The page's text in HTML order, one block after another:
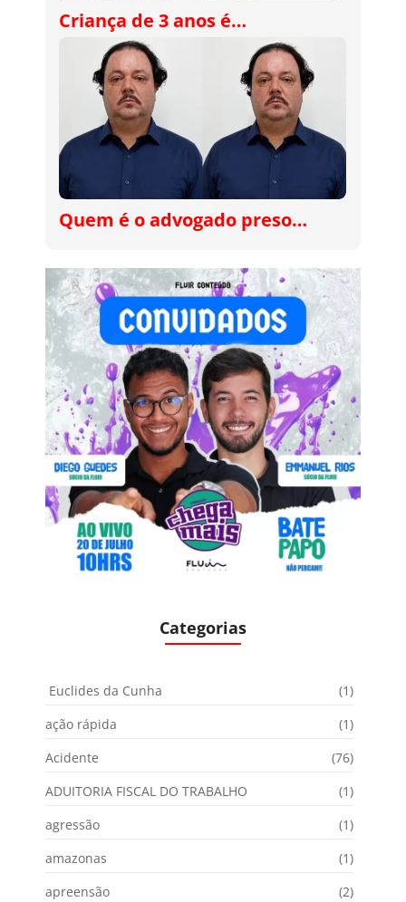
Criança de 3 anos é…
Quem é o advogado preso…
Categorias
Euclides da Cunha
(1)
ação rápida
(1)
Acidente
(76)
ADUITORIA FISCAL DO TRABALHO
(1)
agressão
(1)
amazonas
(1)
apreensão
(2)